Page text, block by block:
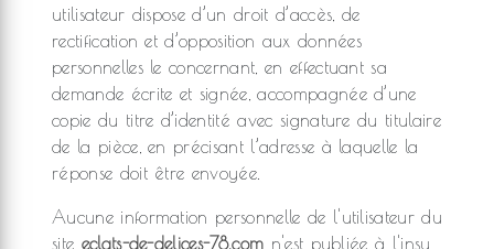
utilisateur dispose d’un droit d’accès, de
rectification et d’opposition aux données
personnelles le concernant, en effectuant sa
demande écrite et signée, accompagnée d’une
copie du titre d’identité avec signature du titulaire
de la pièce, en précisant l’adresse à laquelle la
réponse doit être envoyée.
Aucune information personnelle de l'utilisateur du
site eclats-de-delices-78.com n'est publiée à l'insu